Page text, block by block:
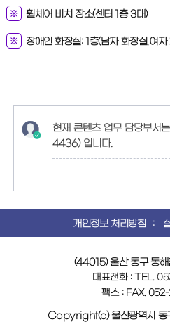
휠체어 비치 장소(센터 1층 3대)
장애인 화장실: 1층(남자 화장실,여
현재 콘텐츠 업무 담당부서는
4436)입니다.
개인정보 처리방침
(44015) 울산 동구 동
대표전화 : TEL.
팩스 : FAX.
Copyright(c) 울산광역시